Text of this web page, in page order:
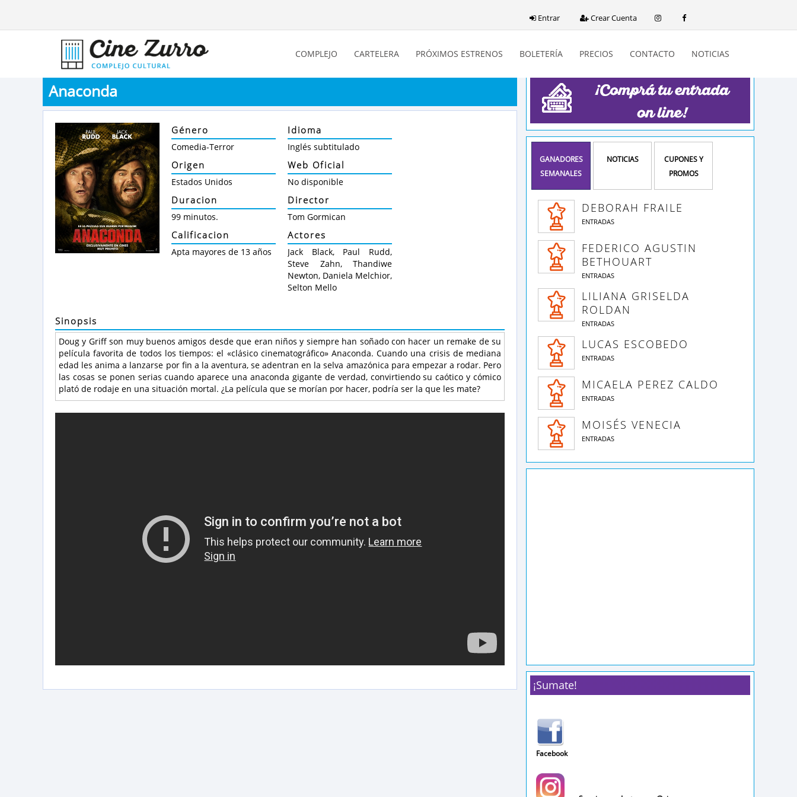
Entrar Crear Cuenta
COMPLEJO CARTELERA PRÓXIMOS ESTRENOS BOLETERÍA PRECIOS CONTACTO NOTICIAS
Anaconda
Género
Comedia-Terror
Idioma
Inglés subtitulado
Origen
Estados Unidos
Web Oficial
No disponible
Duracion
99 minutos.
Director
Tom Gormican
Calificacion
Apta mayores de 13 años
Actores
Jack Black, Paul Rudd,
Steve Zahn, Thandiwe
Newton, Daniela Melchior,
Selton Mello
Sinopsis
Doug y Griff son muy buenos amigos desde que eran niños y siempre han soñado con hacer un remake de su
película favorita de todos los tiempos: el «clásico cinematográfico» Anaconda. Cuando una crisis de mediana
edad les anima a lanzarse por fin a la aventura, se adentran en la selva amazónica para empezar a rodar. Pero
las cosas se ponen serias cuando aparece una anaconda gigante de verdad, convirtiendo su caótico y cómico
plató de rodaje en una situación mortal. ¿La película que se morían por hacer, podría ser la que les mate?
GANADORES
SEMANALES
NOTICIAS
CUPONES Y
PROMOS
DEBORAH FRAILE
ENTRADAS
FEDERICO AGUSTIN
BETHOUART
ENTRADAS
LILIANA GRISELDA
ROLDAN
ENTRADAS
LUCAS ESCOBEDO
ENTRADAS
MICAELA PEREZ CALDO
ENTRADAS
MOISÉS VENECIA
ENTRADAS
¡Sumate!
Facebook